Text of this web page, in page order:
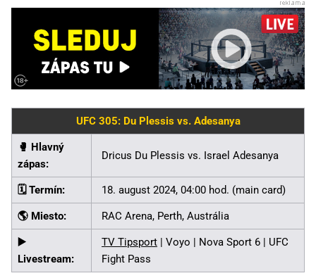
UFC 305: Du Plessis vs. Adesanya
🥊️ Hlavný
zápas:
Dricus Du Plessis vs. Israel Adesanya
🗓️ Termín: 18. august 2024, 04:00 hod. (main card)
🌎 Miesto: RAC Arena, Perth, Austrália
▶️
Livestream:
TV Tipsport | Voyo | Nova Sport 6 | UFC
Fight Pass